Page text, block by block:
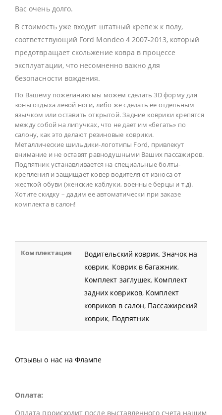
Вас очень долго.
В стоимость уже входит штатный крепеж к полу,
соответствующий Ford Mondeo 4 2007-2013, который
предотвращает скольжение ковра в процессе
эксплуатации, что несомненно важно для
безопасности вождения.
По Вашему пожеланию мы можем сделать 3D форму для
зоны отдыха левой ноги, либо же сделать ее отдельным
язычком или оставить открытой. Задние коврики крепятся
между собой на липучках, что не дает им «бегать» по
салону, как это делают резиновые коврики.
Металлические шильдики-логотипы Ford, привлекут
внимание и не оставят равнодушными Ваших пассажиров.
Подпятник устанавливается на специальные болты-
крепления и защищает ковер водителя от износа от
жесткой обуви (женские каблуки, военные берцы и т.д).
Хотите скидку – дадим ее автоматически при заказе
комплекта в салон!
Комплектация Водительский коврик,Значок на
коврик, Коврик в багажник,
Комплект заглушек, Комплект
задних ковриков, Комплект
ковриков в салон, Пассажирский
коврик, Подпятник
Отзывы о нас на Флампе
Оплата:
Оплата происходит после выставленного счета нашим